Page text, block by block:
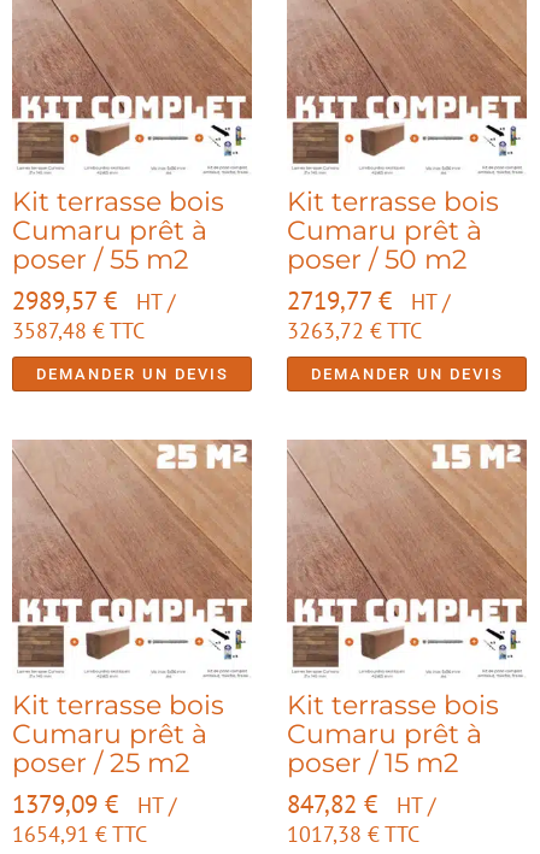
Kit terrasse bois
Cumaru prêt à
poser / 55 m2
2989,57 €
HT /
3587,48 €TTC
DEMANDER UN DEVIS
Kit terrasse bois
Cumaru prêt à
poser / 50 m2
2719,77 €
HT /
3263,72 €TTC
DEMANDER UN DEVIS
Kit terrasse bois
Cumaru prêt à
poser / 25 m2
1379,09 €
HT /
1654,91 €TTC
Kit terrasse bois
Cumaru prêt à
poser / 15 m2
847,82 €
HT /
1017,38 €TTC